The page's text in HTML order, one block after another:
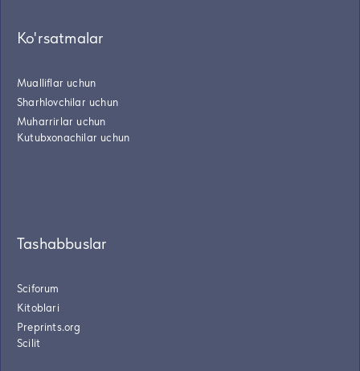
Ko'rsatmalar
Mualliflar uchun
Sharhlovchilar uchun
Muharrirlar uchun
Kutubxonachilar uchun
Tashabbuslar
Sciforum
Kitoblari
Preprints.org
Scilit